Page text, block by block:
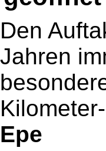
Den
Jahren
Epe